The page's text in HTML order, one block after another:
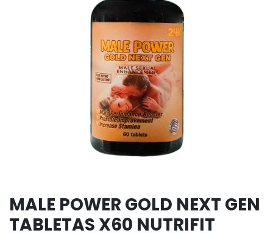
MALE POWER GOLD NEXT GEN
TABLETAS X60 NUTRIFIT